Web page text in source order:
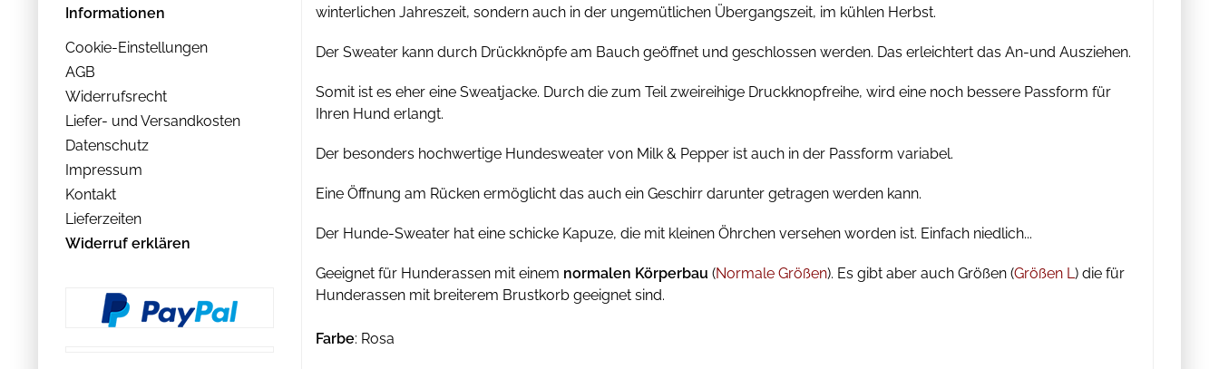
Informationen
Cookie-Einstellungen
AGB
Widerrufsrecht
Liefer- und Versandkosten
Datenschutz
Impressum
Kontakt
Lieferzeiten
Widerruf erklären
winterlichen Jahreszeit, sondern auch in der ungemütlichen Übergangszeit, im kühlen Herbst.
Der Sweater kann durch Drückknöpfe am Bauch geöffnet und geschlossen werden. Das erleichtert das An-und Ausziehen.
Somit ist es eher eine Sweatjacke. Durch die zum Teil zweireihige Druckknopfreihe, wird eine noch bessere Passform für
Ihren Hund erlangt.
Der besonders hochwertige Hundesweater von Milk & Pepper ist auch in der Passform variabel.
Eine Öffnung am Rücken ermöglicht das auch ein Geschirr darunter getragen werden kann.
Der Hunde-Sweater hat eine schicke Kapuze, die mit kleinen Öhrchen versehen worden ist. Einfach niedlich...
Geeignet für Hunderassen mit einem normalen Körperbau (Normale Größen). Es gibt aber auch Größen (Größen L) die für
Hunderassen mit breiterem Brustkorb geeignet sind.
Farbe: Rosa